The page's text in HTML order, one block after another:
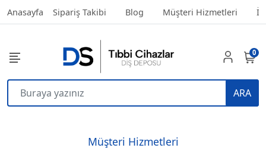
Anasayfa Sipariş Takibi Blog Müşteri Hizmetleri
ARA
0
Müşteri Hizmetleri